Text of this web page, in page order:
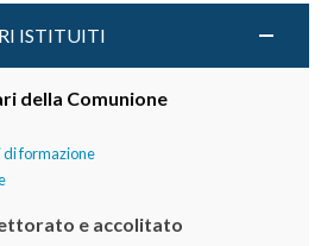
ISTITUITI
della Comunione
formazione
e accolitato